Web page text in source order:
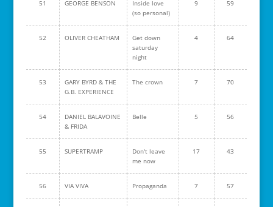
51 GEORGE BENSON
Inside love
(so personal)
9 59
52 OLIVER CHEATHAM
Get down
saturday
night
4 64
53
GARY BYRD & THE
G.B. EXPERIENCE
The crown 7 70
54
DANIEL BALAVOINE
& FRIDA
Belle 5 56
55 SUPERTRAMP
Don't leave
me now
17 43
56 VIA VIVA Propaganda 7 57